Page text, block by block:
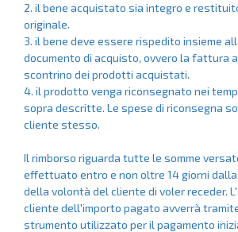
2. il bene acquistato sia integro e
originale.
3. il bene deve essere rispedito insieme
documento di acquisto, ovvero la fattura
scontrino dei prodotti acquistati.
4. il prodotto venga riconsegnato nei
sopra descritte. Le spese di riconsegna
cliente stesso.
Il rimborso riguarda tutte le somme
effettuato entro e non oltre 14 giorni dalla
della volontà del cliente di voler receder.
cliente dell'importo pagato avverrà
strumento utilizzato per il pagamento